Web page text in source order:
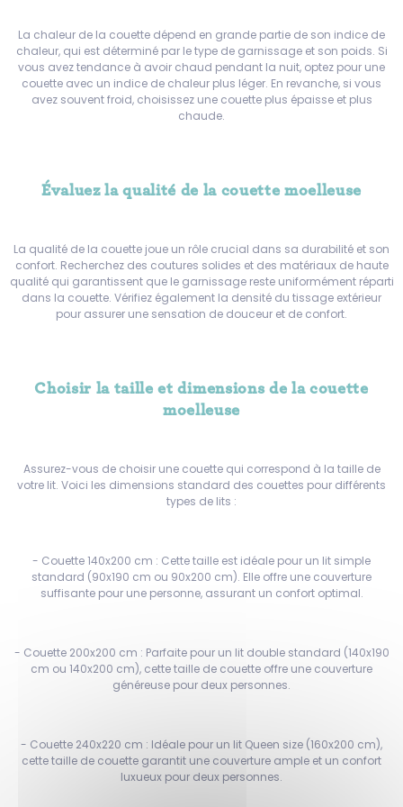
La chaleur de la couette dépend en grande partie de son indice de
chaleur, qui est déterminé par le type de garnissage et son poids. Si
vous avez tendance à avoir chaud pendant la nuit, optez pour une
couette avec un indice de chaleur plus léger. En revanche, si vous
avez souvent froid, choisissez une couette plus épaisse et plus
chaude.
Évaluez la qualité de la couette moelleuse
La qualité de la couette joue un rôle crucial dans sa durabilité et son
confort. Recherchez des coutures solides et des matériaux de haute
qualité qui garantissent que le garnissage reste uniformément réparti
dans la couette. Vérifiez également la densité du tissage extérieur
pour assurer une sensation de douceur et de confort.
Choisir la taille et dimensions de la couette
moelleuse
Assurez-vous de choisir une couette qui correspond à la taille de
votre lit. Voici les dimensions standard des couettes pour différents
types de lits :
- Couette 140x200 cm : Cette taille est idéale pour un lit simple
standard (90x190 cm ou 90x200 cm). Elle offre une couverture
suffisante pour une personne, assurant un confort optimal.
- Couette 200x200 cm : Parfaite pour un lit double standard (140x190
cm ou 140x200 cm), cette taille de couette offre une couverture
généreuse pour deux personnes.
- Couette 240x220 cm : Idéale pour un lit Queen size (160x200 cm),
cette taille de couette garantit une couverture ample et un confort
luxueux pour deux personnes.